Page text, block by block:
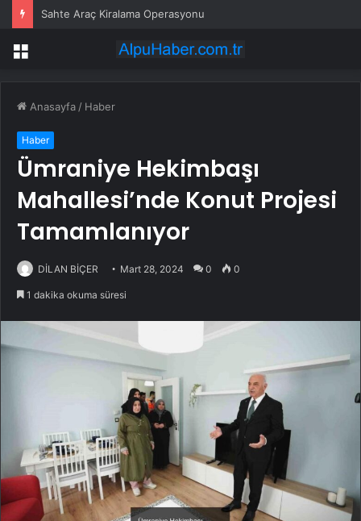
Sahte Araç Kiralama Operasyonu
Menü
Anasayfa / Haber
Haber
Ümraniye Hekimbaşı
Mahallesi’nde Konut Projesi
Tamamlanıyor
DİLAN BİÇER Mart 28, 2024 0 0
1 dakika okuma süresi